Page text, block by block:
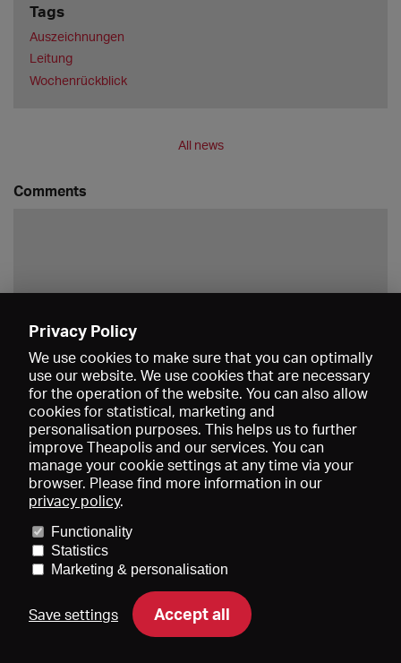
Tags
Auszeichnungen
Leitung
Wochenrückblick
All news
Comments
About us
Imprint
DE EN FR
Privacy Policy
We use cookies to make sure that you can optimally
use our website. We use cookies that are necessary
for the operation of the website. You can also allow
cookies for statistical, marketing and
personalisation purposes. This helps us to further
improve Theapolis and our services. You can
manage your cookie settings at any time via your
browser. Please find more information in our
privacy policy.
Functionality
Statistics
Marketing & personalisation
Save settings Accept all